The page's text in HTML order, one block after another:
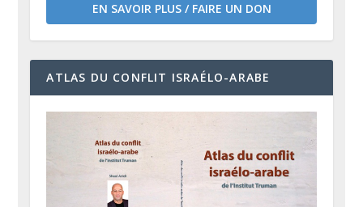
EN SAVOIR PLUS / FAIRE UN DON
ATLAS DU CONFLIT ISRAÉLO-ARABE